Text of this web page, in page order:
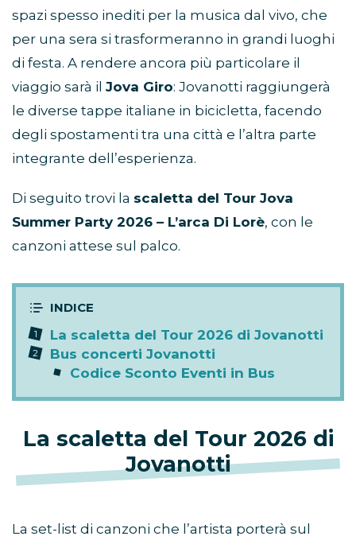
spazi spesso inediti per la musica dal vivo, che
per una sera si trasformeranno in grandi luoghi
di festa. A rendere ancora più particolare il
viaggio sarà il Jova Giro: Jovanotti raggiungerà
le diverse tappe italiane in bicicletta, facendo
degli spostamenti tra una città e l’altra parte
integrante dell’esperienza.
Di seguito trovi la scaletta del Tour Jova
Summer Party 2026 – L’arca Di Lorè, con le
canzoni attese sul palco.
La scaletta del Tour 2026 di Jovanotti
Bus concerti Jovanotti
Codice Sconto Eventi in Bus
La scaletta del Tour 2026 di
Jovanotti
La set-list di canzoni che l’artista porterà sul